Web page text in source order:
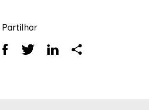
Partilhar